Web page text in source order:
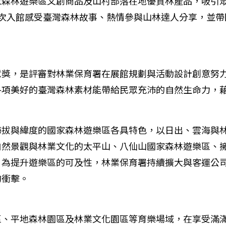
館感受臺灣森林故事、熱情參與山林達人分享，並
，是評審對林業保育署在展館規劃與活動設計創意
美好的臺灣森林素材能帶給民眾充沛的自然生命力，
與緯度的國家森林遊樂區各具特色，以日出、雲海
景觀與林業文化的太平山、八仙山國家森林遊樂區
提升遊樂區的可及性，林業保育署持續擴大與客運
擊。
平地森林園區及林業文化園區等育樂場域，在享受